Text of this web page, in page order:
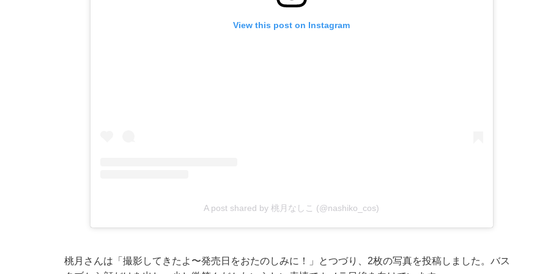
View this post on Instagram
A post shared by 桃月なしこ (@nashiko_cos)
桃月さんは「撮影してきたよ〜発売日をおたのしみに！」とつづり、2枚の写真を投稿しました。バス